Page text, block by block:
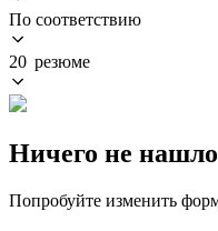
По соответствию
20 резюме
Ничего не
Попробуйте изменить